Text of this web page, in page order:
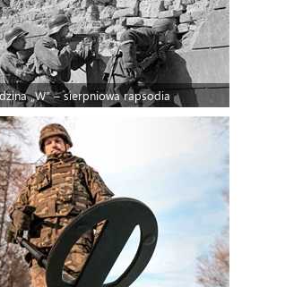
„W” – sierpniowa rapsodia